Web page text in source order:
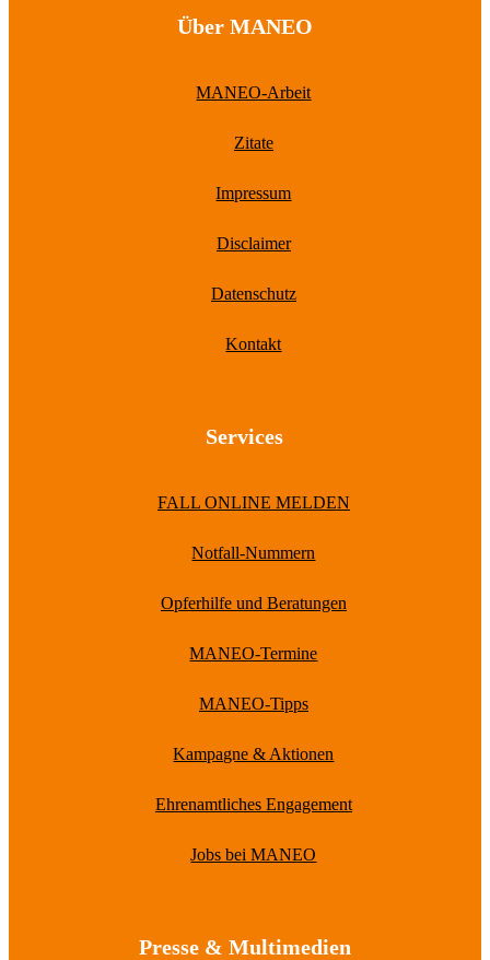
Über MANEO
MANEO-Arbeit
Zitate
Impressum
Disclaimer
Datenschutz
Kontakt
Services
FALL ONLINE MELDEN
Notfall-Nummern
Opferhilfe und Beratungen
MANEO-Termine
MANEO-Tipps
Kampagne & Aktionen
Ehrenamtliches Engagement
Jobs bei MANEO
Presse & Multimedien